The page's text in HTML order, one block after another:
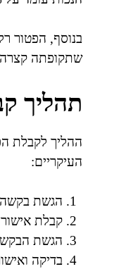
בנוסף, הפטור
שתקופתה קצרה
תהליך
ההליך לקבלת
העיקריים:
הגשת בקשה
קבלת
הגשת
בדיקה